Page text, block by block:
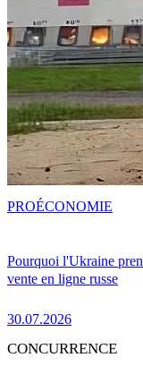
Pourquoi l'Ukraine
vente en ligne russe
30.07.2026
PROÉCONOMIE
CONCURRENCE